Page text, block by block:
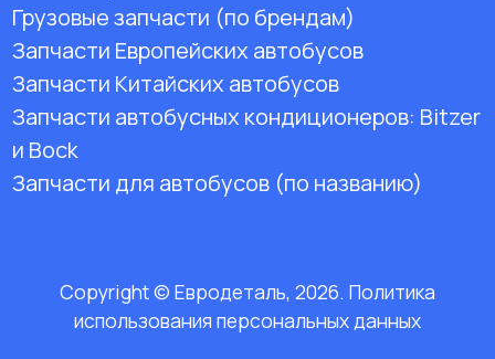
Грузовые запчасти (по брендам)
Запчасти Европейских автобусов
Запчасти Китайских автобусов
Запчасти автобусных кондиционеров: Bitzer
и Bock
Запчасти для автобусов (по названию)
Copyright © Евродеталь, 2026. Политика
использования персональных данных